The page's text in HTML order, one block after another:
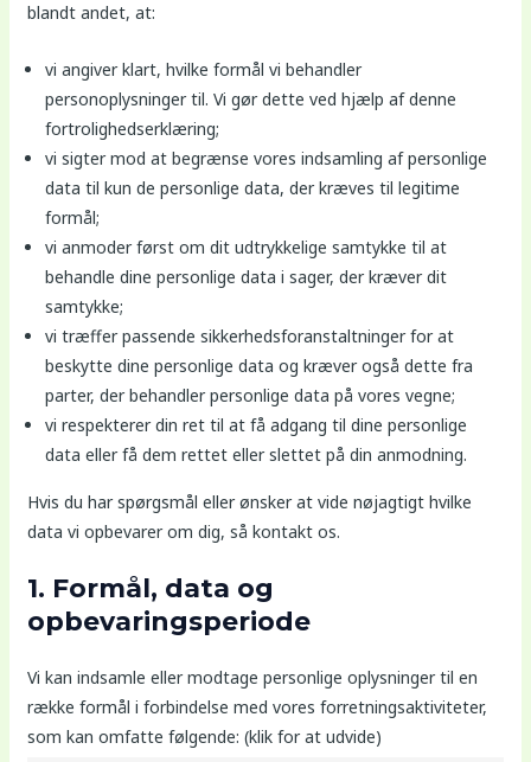
blandt andet, at:
vi angiver klart, hvilke formål vi behandler
personoplysninger til. Vi gør dette ved hjælp af denne
fortrolighedserklæring;
vi sigter mod at begrænse vores indsamling af personlige
data til kun de personlige data, der kræves til legitime
formål;
vi anmoder først om dit udtrykkelige samtykke til at
behandle dine personlige data i sager, der kræver dit
samtykke;
vi træffer passende sikkerhedsforanstaltninger for at
beskytte dine personlige data og kræver også dette fra
parter, der behandler personlige data på vores vegne;
vi respekterer din ret til at få adgang til dine personlige
data eller få dem rettet eller slettet på din anmodning.
Hvis du har spørgsmål eller ønsker at vide nøjagtigt hvilke
data vi opbevarer om dig, så kontakt os.
1. Formål, data og
opbevaringsperiode
Vi kan indsamle eller modtage personlige oplysninger til en
række formål i forbindelse med vores forretningsaktiviteter,
som kan omfatte følgende: (klik for at udvide)